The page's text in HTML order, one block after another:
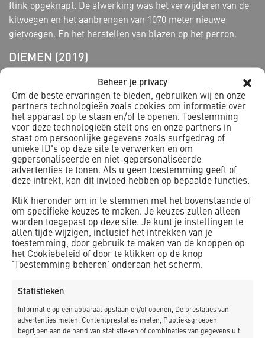
Beheer je privacy
Om de beste ervaringen te bieden, gebruiken wij en onze
partners technologieën zoals cookies om informatie over
het apparaat op te slaan en/of te openen. Toestemming
voor deze technologieën stelt ons en onze partners in
staat om persoonlijke gegevens zoals surfgedrag of
unieke ID's op deze site te verwerken en om
gepersonaliseerde en niet-gepersonaliseerde
advertenties te tonen. Als u geen toestemming geeft of
deze intrekt, kan dit invloed hebben op bepaalde functies.
Klik hieronder om in te stemmen met het bovenstaande of
om specifieke keuzes te maken. Je keuzes zullen alleen
worden toegepast op deze site. Je kunt je instellingen te
allen tijde wijzigen, inclusief het intrekken van je
toestemming, door gebruik te maken van de knoppen op
het Cookiebeleid of door te klikken op de knop
'Toestemming beheren' onderaan het scherm.
Statistieken
Informatie op een apparaat opslaan en/of openen, De prestaties van
advertenties meten, Contentprestaties meten, Publieksgroepen
begrijpen aan de hand van statistieken of combinaties van gegevens uit
flink opgeknapt. De afwerking was het verwijderen van de
kitvoegen en het aanbrengen van 1070 meter nieuwe
gietvoegen. En het herstellen van blazen op het perron.
DIEMEN (2019)
Ook station Diemen is er op voor uit gegaan door de
opknapbeurt. Eerst is de bestaande asfalt constructie
buiten de overkapping verwijderd. De ondergrond moest
voorbereid worden door middel van stofvrij stalen. Er werd
een betonconstructie aangebracht van 1962 m2. Ook
werden er nieuwe dilataties en kitvoegen aangebracht.
Rondom en tussen alle aansluitingen en productievakken
moest een voeg 382m1 worden gehouden van 20 x 25 mm;
zijn geleide lijnen en belijning aangebracht op het perron,
een kleine maar belangrijke afwerking.